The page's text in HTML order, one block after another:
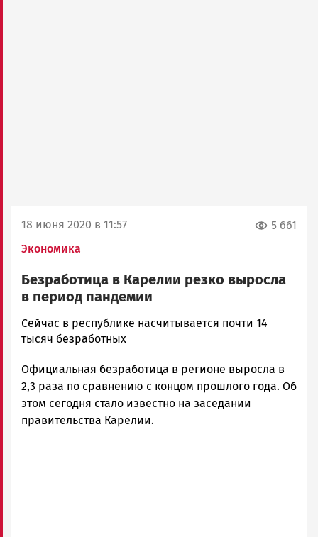
18 июня 2020 в 11:57
Экономика
5 661
Безработица в Карелии резко выросла
в период пандемии
Корректор
Новости
и
Карелии
|
Петрозаводск
Сейчас в республике насчитывается почти 14
тысяч безработных
Официальная безработица в регионе выросла в
2,3 раза по сравнению с концом прошлого года. Об
этом сегодня стало известно на заседании
правительства Карелии.